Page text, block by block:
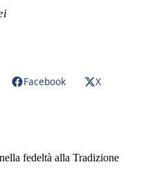
Facebook
X
fedeltà alla Tradizione